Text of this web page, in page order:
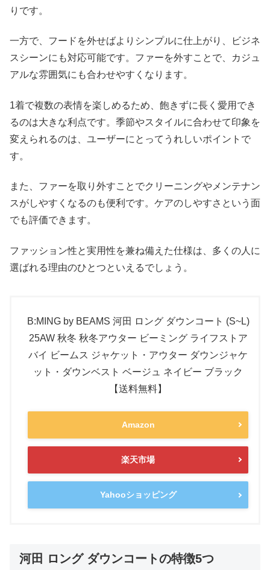
りです。
一方で、フードを外せばよりシンプルに仕上がり、ビジネ
スシーンにも対応可能です。ファーを外すことで、カジュ
アルな雰囲気にも合わせやすくなります。
1着で複数の表情を楽しめるため、飽きずに長く愛用でき
るのは大きな利点です。季節やスタイルに合わせて印象を
変えられるのは、ユーザーにとってうれしいポイントで
す。
また、ファーを取り外すことでクリーニングやメンテナン
スがしやすくなるのも便利です。ケアのしやすさという面
でも評価できます。
ファッション性と実用性を兼ね備えた仕様は、多くの人に
選ばれる理由のひとつといえるでしょう。
B:MING by BEAMS 河田 ロング ダウンコート (S~L)
25AW 秋冬 秋冬アウター ビーミング ライフストア
バイ ビームス ジャケット・アウター ダウンジャケ
ット・ダウンベスト ベージュ ネイビー ブラック
【送料無料】
Amazon
楽天市場
Yahooショッピング
河田 ロング ダウンコートの特徴5つ